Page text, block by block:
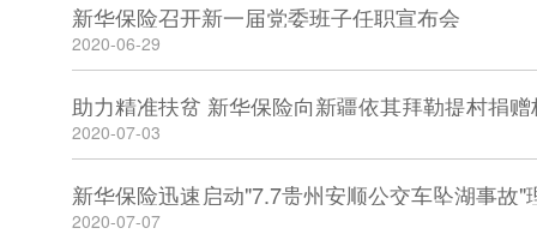
新华保险召开新一届党委班子任职宣布会
2020-06-29
助力精准扶贫 新华保险向新疆依其拜勒提村捐
2020-07-03
新华保险迅速启动"7.7贵州安顺公交车坠湖事故"
2020-07-07